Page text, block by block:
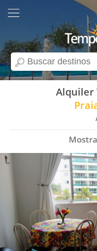
search
Alquiler